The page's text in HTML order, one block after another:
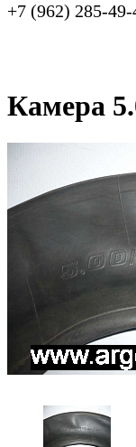
+7 (962) 285-49-
Камера